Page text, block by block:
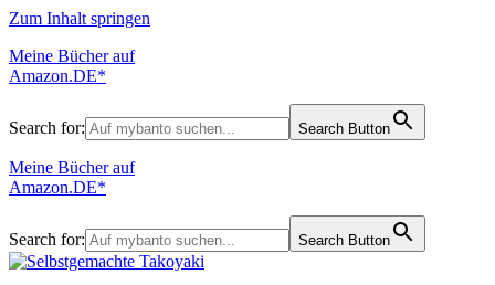
Zum Inhalt springen
Meine Bücher auf
Amazon.DE*
Search for: Search Button
Meine Bücher auf
Amazon.DE*
Search for: Search Button